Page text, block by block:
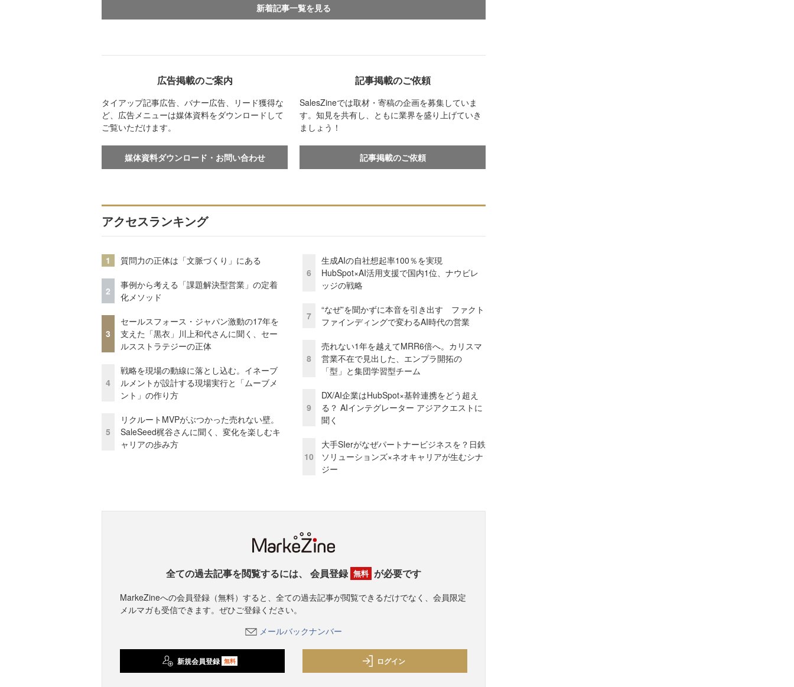
新着記事一覧を見る
広告掲載のご案内
タイアップ記事広告、バナー広告、リード獲得な
ど、広告メニューは媒体資料をダウンロードして
ご覧いただけます。
媒体資料ダウンロード・お問い合わせ
記事掲載のご依頼
SalesZineでは取材・寄稿の企画を募集していま
す。知見を共有し、ともに業界を盛り上げていき
ましょう！
記事掲載のご依頼
アクセスランキング
1 質問力の正体は「文脈づくり」にある
2
事例から考える「課題解決型営業」の定着
化メソッド
3
セールスフォース・ジャパン激動の17年を
支えた「黒衣」川上和代さんに聞く、セー
ルスストラテジーの正体
4
戦略を現場の動線に落とし込む。イネーブ
ルメントが設計する現場実行と「ムーブメ
ント」の作り方
5
リクルートMVPがぶつかった売れない壁。
SaleSeed梶谷さんに聞く、変化を楽しむキ
ャリアの歩み方
6
生成AIの自社想起率100％を実現
HubSpot×AI活用支援で国内1位、ナウビレ
ッジの戦略
7
“なぜ”を聞かずに本音を引き出す ファクト
ファインディングで変わるAI時代の営業
8
売れない1年を越えてMRR6倍へ。カリスマ
営業不在で見出した、エンプラ開拓の
「型」と集団学習型チーム
9
DX/AI企業はHubSpot×基幹連携をどう超え
る？ AIインテグレーター アジアクエストに
聞く
10
大手SIerがなぜパートナービジネスを？日鉄
ソリューションズ×ネオキャリアが生むシナ
ジー
全ての過去記事を閲覧するには、 会員登録 無料 が必要です
MarkeZineへの会員登録（無料）すると、全ての過去記事が閲覧できるだけでなく、会員限定
メルマガも受信できます。ぜひご登録ください。
メールバックナンバー
新規会員登録 無料 ログイン